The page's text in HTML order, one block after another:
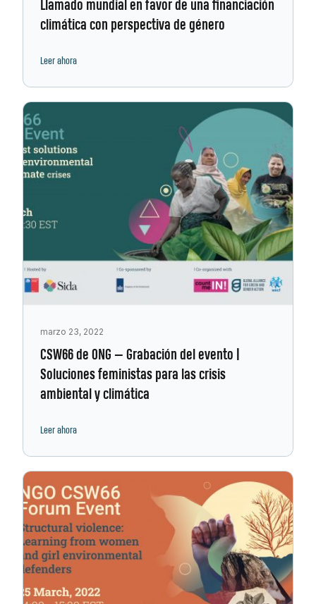
Llamado mundial en favor de una financiación
climática con perspectiva de género
Leer ahora
marzo 23, 2022
CSW66 de ONG — Grabación del evento |
Soluciones feministas para las crisis
ambiental y climática
Leer ahora